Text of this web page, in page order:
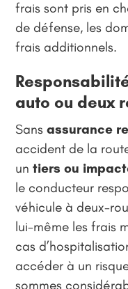
frais sont pris en
de défense, les
frais additionnels.
auto ou deux
Sansassurance
accident de la
untiers ou
le conducteur
véhicule à deux-
lui-même les frais
cas
accéder à un
sommes